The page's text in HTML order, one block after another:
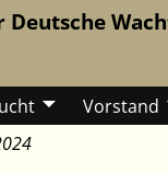
Vorstand